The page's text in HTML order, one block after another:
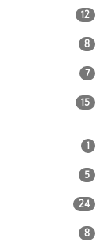
12
8
7
15
1
5
24
8